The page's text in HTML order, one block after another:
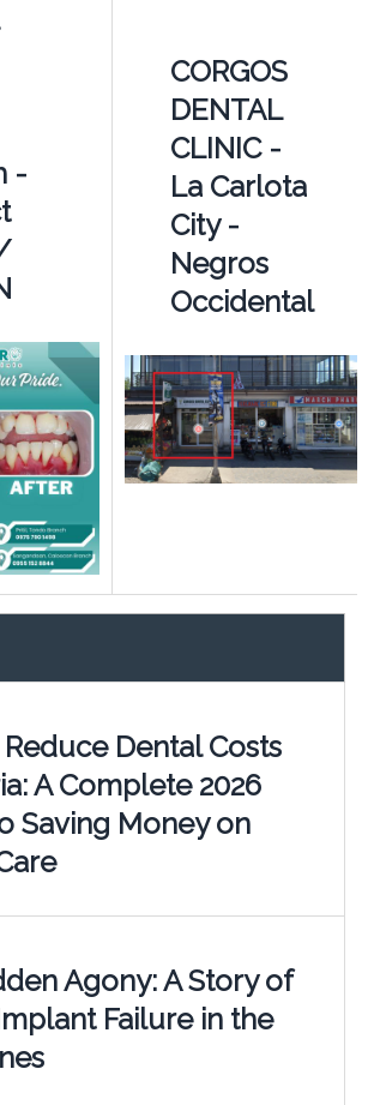
-
CORGOS
DENTAL
CLINIC -
La Carlota
City -
Negros
Occidental
Dental Costs
A Complete 2026
Saving Money on
Agony: A Story of
Failure in the